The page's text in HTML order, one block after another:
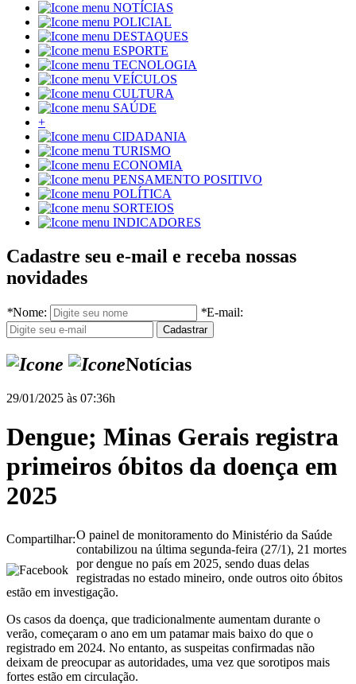
NOTÍCIAS
POLICIAL
DESTAQUES
ESPORTE
TECNOLOGIA
VEÍCULOS
CULTURA
SAÚDE
+
CIDADANIA
TURISMO
ECONOMIA
PENSAMENTO POSITIVO
POLÍTICA
SORTEIOS
INDICADORES
Cadastre seu e-mail e receba nossas
novidades
*Nome: *E-mail:
Notícias
29/01/2025 às 07:36h
Dengue; Minas Gerais registra
primeiros óbitos da doença em
2025
Compartilhar:O painel de monitoramento do Ministério da Saúde
contabilizou na última segunda-feira (27/1), 21 mortes
por dengue no país em 2025, sendo duas delas
registradas no estado mineiro, onde outros oito óbitos
estão em investigação.
Os casos da doença, que tradicionalmente aumentam durante o
verão, começaram o ano em um patamar mais baixo do que o
registrado em 2024. No entanto, as suspeitas confirmadas não
deixam de preocupar as autoridades, uma vez que sorotipos mais
fortes estão em circulação.